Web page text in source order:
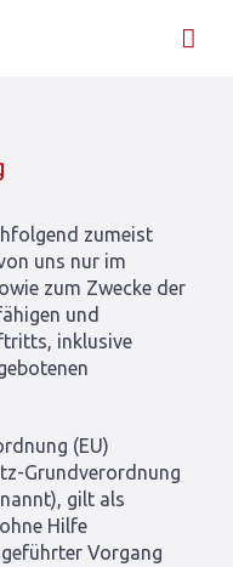
zumeist
uns nur im
zum Zwecke der
und
inklusive
(EU)
Grundverordnung
gilt als
Hilfe
Vorgang